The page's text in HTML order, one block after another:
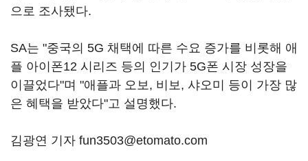
으로 조사됐다.
SA는 "중국의 5G 채택에 따른 수요 증가를 비롯해 애
플 아이폰12 시리즈 등의 인기가 5G폰 시장 성장을
이끌었다"며 "애플과 오보, 비보, 샤오미 등이 가장 많
은 혜택을 받았다"고 설명했다.
김광연 기자 fun3503@etomato.com